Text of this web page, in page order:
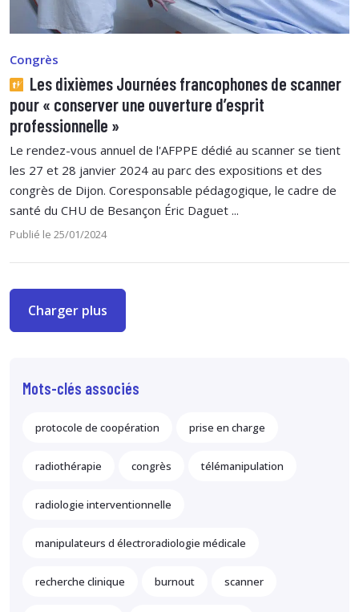
Congrès
Les dixièmes Journées francophones de scanner
pour « conserver une ouverture d’esprit
professionnelle »
Le rendez-vous annuel de l'AFPPE dédié au scanner se tient
les 27 et 28 janvier 2024 au parc des expositions et des
congrès de Dijon. Coresponsable pédagogique, le cadre de
santé du CHU de Besançon Éric Daguet ...
Publié le 25/01/2024
Charger plus
Mots-clés associés
protocole de coopération prise en charge
radiothérapie congrès télémanipulation
radiologie interventionnelle
manipulateurs d électroradiologie médicale
recherche clinique burnout scanner